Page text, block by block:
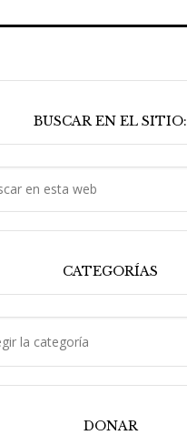
BUSCAR EN EL SITIO:
CATEGORÍAS
DONAR